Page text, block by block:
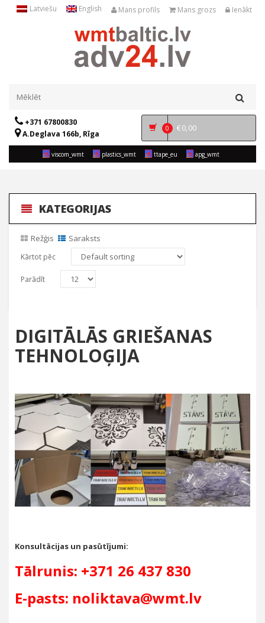
Latviešu English Mans profils Mans grozs Ienākt
+371 67800830
A.Deglava 166b, Rīga
0 €0,00
viscom_wmt plastics_wmt ttape_eu apg_wmt
KATEGORIJAS
Režģis Saraksts
Kārtot pēc
Parādīt
DIGITĀLĀS GRIEŠANAS
TEHNOLOĢIJA
Konsultācijas un pasūtījumi:
Tālrunis: +371 26 437 830
E-pasts: noliktava@wmt.lv